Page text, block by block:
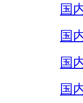
国
国
国
国